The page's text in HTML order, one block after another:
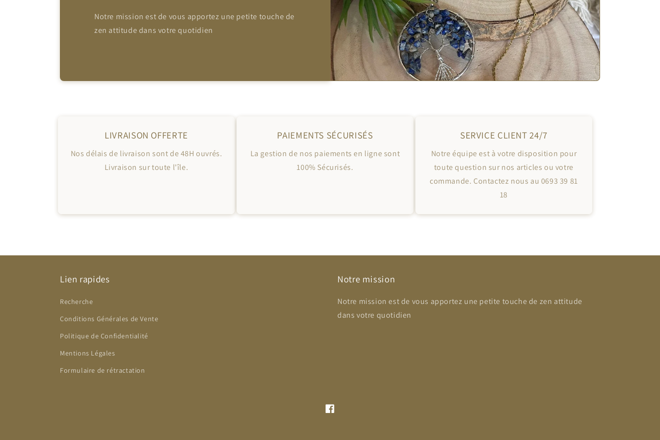
Notre mission est de vous apportez une petite touche de
zen attitude dans votre quotidien
LIVRAISON OFFERTE
Nos délais de livraison sont de 48H ouvrés.
Livraison sur toute l'île.
PAIEMENTS SÉCURISÉS
La gestion de nos paiements en ligne sont
100% Sécurisés.
SERVICE CLIENT 24/7
Notre équipe est à votre disposition pour
toute question sur nos articles ou votre
commande. Contactez nous au 0693 39 81
18
Lien rapides
Recherche
Conditions Générales de Vente
Politique de Confidentialité
Mentions Légales
Formulaire de rétractation
Notre mission
Notre mission est de vous apportez une petite touche de zen attitude
dans votre quotidien
Facebook